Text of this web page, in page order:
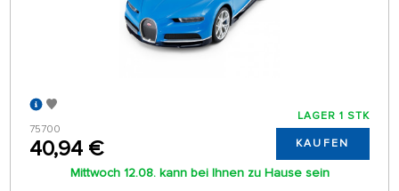
75700
40,94 €
LAGER 1 STK
KAUFEN
Mittwoch 12.08. kann bei Ihnen zu Hause sein